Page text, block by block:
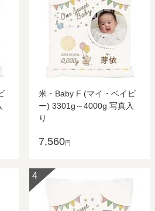
米・Baby F (マイ・ベイビ
ー) 3301g～4000g 写真入
り
7,560円
4